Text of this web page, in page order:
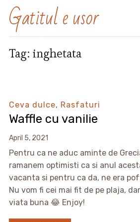
Gatitul e usor
Tag: inghetata
Ceva dulce, Rasfaturi
Waffle cu vanilie
April 5, 2021
Pentru ca ne aduc aminte de
ramanem optimisti ca si anul
vacanta si pentru ca da, ne era
Nu vom fi cei mai fit de pe plaja,
viata buna 😂 Enjoy!